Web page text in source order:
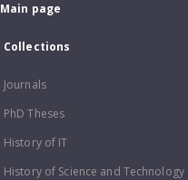
Main page
Collections
Journals
PhD Theses
History of IT
History of Science and Technology